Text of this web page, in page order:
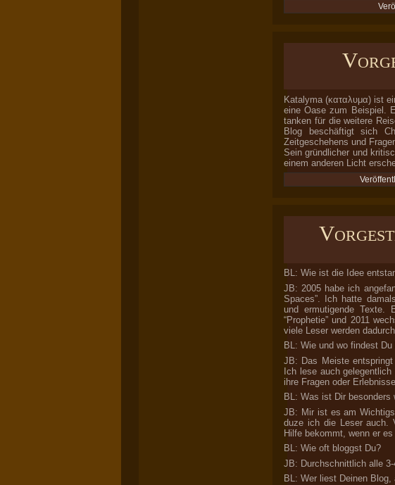
Katalyma (καταλυμα) ist
eine Oase zum Beispiel.
tanken für die weitere
Blog beschäftigt sich
Zeitgeschehens und
Sein gründlicher und
einem anderen Licht
BL: Wie ist die Idee
JB: 2005 habe ich
Spaces”. Ich hatte
und ermutigende Texte.
“Prophetie” und 2011
viele Leser werden
BL: Wie und wo findest
JB: Das Meiste
Ich lese auch
ihre Fragen oder
BL: Was ist Dir besonders
JB: Mir ist es am
duze ich die Leser auch.
Hilfe bekommt, wenn er es
BL: Wie oft bloggst Du?
JB: Durchschnittlich alle 3-
BL: Wer liest Deinen